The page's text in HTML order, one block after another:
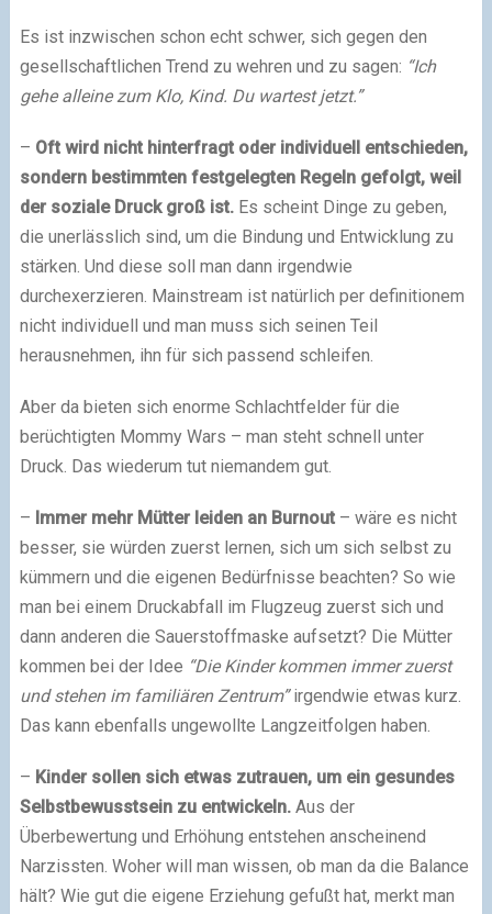
Es ist inzwischen schon echt schwer, sich gegen den
gesellschaftlichen Trend zu wehren und zu sagen: “Ich
gehe alleine zum Klo, Kind. Du wartest jetzt.”
– Oft wird nicht hinterfragt oder individuell entschieden,
sondern bestimmten festgelegten Regeln gefolgt, weil
der soziale Druck groß ist.Es scheint Dinge zu geben,
die unerlässlich sind, um die Bindung und Entwicklung zu
stärken. Und diese soll man dann irgendwie
durchexerzieren. Mainstream ist natürlich per definitionem
nicht individuell und man muss sich seinen Teil
herausnehmen, ihn für sich passend schleifen.
Aber da bieten sich enorme Schlachtfelder für die
berüchtigten Mommy Wars – man steht schnell unter
Druck. Das wiederum tut niemandem gut.
– Immer mehr Mütter leiden an Burnout– wäre es nicht
besser, sie würden zuerst lernen, sich um sich selbst zu
kümmern und die eigenen Bedürfnisse beachten? So wie
man bei einem Druckabfall im Flugzeug zuerst sich und
dann anderen die Sauerstoffmaske aufsetzt? Die Mütter
kommen bei der Idee “Die Kinder kommen immer zuerst
und stehen im familiären Zentrum”irgendwie etwas kurz.
Das kann ebenfalls ungewollte Langzeitfolgen haben.
– Kinder sollen sich etwas zutrauen, um ein gesundes
Selbstbewusstsein zu entwickeln.Aus der
Überbewertung und Erhöhung entstehen anscheinend
Narzissten. Woher will man wissen, ob man da die Balance
hält? Wie gut die eigene Erziehung gefußt hat, merkt man